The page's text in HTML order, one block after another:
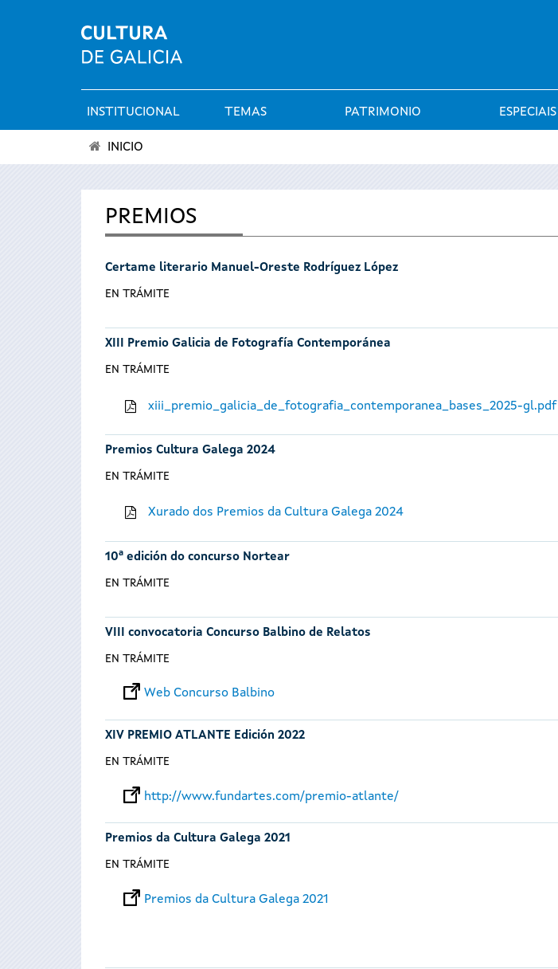
Menú
principal
INSTITUCIONAL TEMAS PATRIMONIO ESPECIAIS
está
INICIO
PREMIOS
Certame literario Manuel-Oreste Rodríguez López
EN TRÁMITE
XIII Premio Galicia de Fotografía Contemporánea
EN TRÁMITE
xiii_premio_galicia_de_fotografia_contemporanea_bases_2025-gl.pdf
Premios Cultura Galega 2024
EN TRÁMITE
Xurado dos Premios da Cultura Galega 2024
10ª edición do concurso Nortear
EN TRÁMITE
VIII convocatoria Concurso Balbino de Relatos
EN TRÁMITE
Web Concurso Balbino
XIV PREMIO ATLANTE Edición 2022
EN TRÁMITE
http://www.fundartes.com/premio-atlante/
Premios da Cultura Galega 2021
EN TRÁMITE
Premios da Cultura Galega 2021